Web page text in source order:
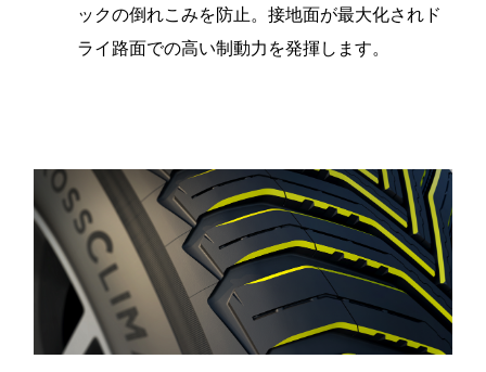
ックの倒れこみを防止。接地面が最大化されド
ライ路面での高い制動力を発揮します。